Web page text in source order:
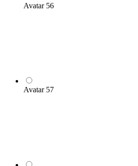
Avatar 56
Avatar 57